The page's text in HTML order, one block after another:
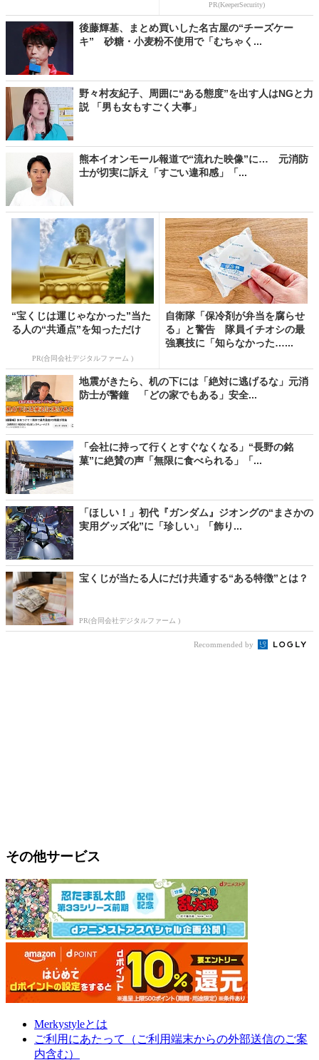
PR(KeeperSecurity)
後藤輝基、まとめ買いした名古屋の“チーズケー
キ” 砂糖・小麦粉不使用で「むちゃく...
野々村友紀子、周囲に“ある態度”を出す人はNGと力
説 「男も女もすごく大事」
熊本イオンモール報道で“流れた映像”に… 元消防
士が切実に訴え「すごい違和感」「...
“宝くじは運じゃなかった”当た
る人の“共通点”を知っただけ
PR(合同会社デジタルファーム )
自衛隊「保冷剤が弁当を腐らせ
る」と警告 隊員イチオシの最
強裏技に「知らなかった…...
地震がきたら、机の下には「絶対に逃げるな」元消
防士が警鐘 「どの家でもある」安全...
「会社に持って行くとすぐなくなる」“長野の銘
菓”に絶賛の声「無限に食べられる」「...
「ほしい！」初代『ガンダム』ジオングの“まさかの
実用グッズ化”に「珍しい」「飾り...
宝くじが当たる人にだけ共通する“ある特徴”とは？
PR(合同会社デジタルファーム )
Recommended by
その他サービス
Merkystyleとは
ご利用にあたって（ご利用端末からの外部送信のご案
内含む）